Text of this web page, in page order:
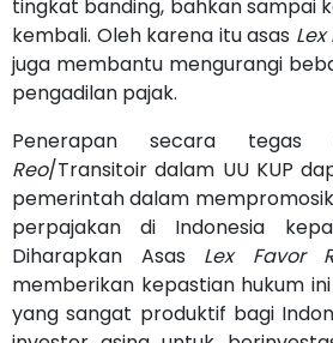
tingkat banding, bahkan sampai
kembali. Oleh karena itu asas
juga membantu mengurangi
pengadilan pajak.
Penerapan secara
Reo/Transitoir dalam UU KUP
pemerintah dalam
perpajakan di Indonesia
Diharapkan Asas Lex Favor
memberikan kepastian hukum
yang sangat produktif bagi